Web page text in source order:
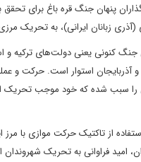
پنهان جنگ قره ‌باغ برای
زبانان ایرانی)، به تحریک مرزی
جنگ کنونی یعنی دولت‌های ترکیه
استوار است. حرکت و
را سبب شده که خود موجب تحریک
از تاکتیک حرکت موازی با
فراوانی به تحریک شهروندان